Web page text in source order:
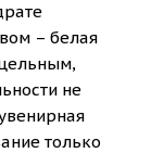
– белая
цельным,
не
только